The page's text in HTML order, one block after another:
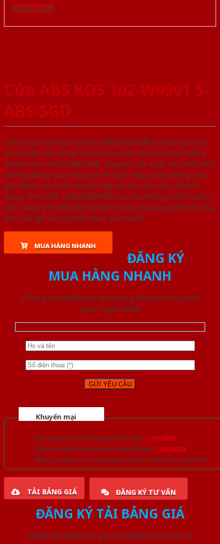
Gọi 0976.169.864
Cửa ABS KOS 102-W0901 5-
ABS-SGD
Cửa nhựa và nhựa gỗ tại SAIGONDOOR là thương hiệu
sản phẩm các dòng cửa trong một chuỗi các hệ thống
Showroom SAIGONDOOR. Chuyên sản xuất và phân phối
những dòng cửa nhựa và hỗ hợp nhựa chất lượng cao,
giá thành rẻ nhất và phù hợp với mọi nhu cầu khách
hàng. Trên hết, SAIGONDOOR còn có những chính sách
bán hàng ƯU ĐÃI CAO đi kèm với sự đa dạng về mẫu mã,
loại cửa gỗ và cả phân khúc giá thành.
MUA HÀNG NHANH
ĐĂNG KÝ
MUA HÀNG NHANH
Chúng tôi sẽ liên lạc lại với quý khách trong thời
gian ngắn nhất
Khuyến mại
Quà tặng đồ nội thất trang trí lên đến 1.000.000đ
Giảm trực tiếp khi mua đơn hàng lớn hơn 3.000.000đ
Nhiều ưu đãi lớn khi đăng ký tài khoản thành viên thân thiết
TẢI BẢNG GIÁ ĐĂNG KÝ TƯ VẤN
ĐĂNG KÝ TẢI BẢNG GIÁ
Đăng ký nhận báo giá mới nhất từ chúng tôi